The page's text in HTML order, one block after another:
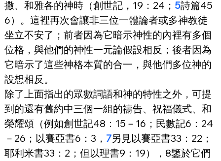
撒、和雅各的神時（創世記，19：24； 5詩篇45
6）。這裡再次會讓非三位一體論者或多神教徒
坐立不安了；前者因為它暗示神性的內裡有多個
位格，與他們的神性一元論假設相反；後者因為
它暗示了這些神格本質的合一，與他們多位神的
設想相反。
除了上面指出的眾數詞語和神的特性之外，可提
到的還有舊約中三個一組的禱告、祝福儀式、和
榮耀頌（例如創世記48：15－16；民數記6：24
－26；以賽亞書6：3， 7另見以賽亞書33：22；
耶利米書33：2；但以理書9：19），8鑒於它們